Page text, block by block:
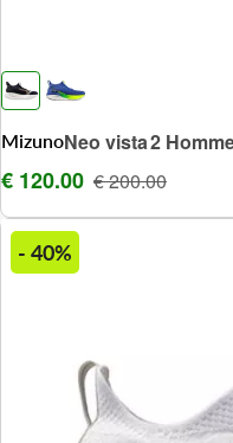
Mizuno
€ 120.00 € 200.00
- 40%